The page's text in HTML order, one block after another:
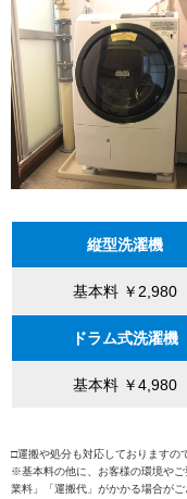
縦型洗濯機
基本料 ￥2,980
ドラム式洗濯機
基本料 ￥4,980
□運搬や処分も対応しておりますの
※基本料の他に、お客様の環境や
業料」「運搬代」がかかる場合がご